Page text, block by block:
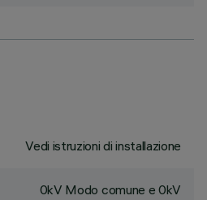
Vedi istruzioni di installazione
0kV Modo comune e 0kV